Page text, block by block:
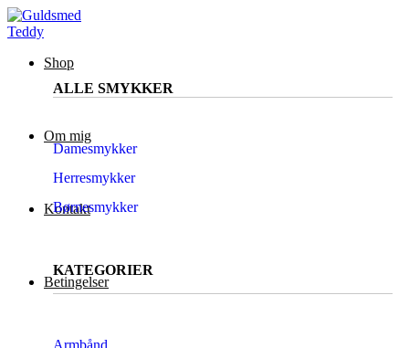
Shop
ALLE SMYKKER
Damesmykker
Herresmykker
Børnesmykker
KATEGORIER
Armbånd
Om mig
Kontakt
Betingelser